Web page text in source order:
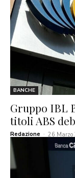
BANCHE
Gruppo IBL
titoli ABS
Redazione - 26 Marzo